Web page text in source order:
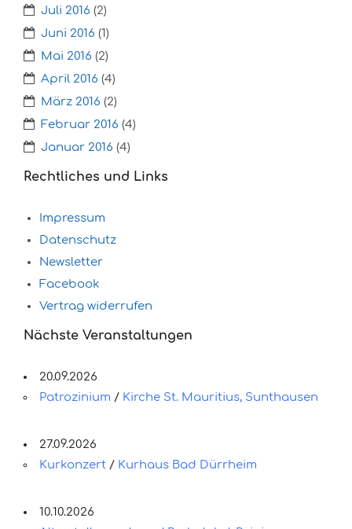
Juli 2016 (2)
Juni 2016 (1)
Mai 2016 (2)
April 2016 (4)
März 2016 (2)
Februar 2016 (4)
Januar 2016 (4)
Rechtliches und Links
Impressum
Datenschutz
Newsletter
Facebook
Vertrag widerrufen
Nächste Veranstaltungen
20.09.2026
Patrozinium / Kirche St. Mauritius, Sunthausen
27.09.2026
Kurkonzert / Kurhaus Bad Dürrheim
10.10.2026